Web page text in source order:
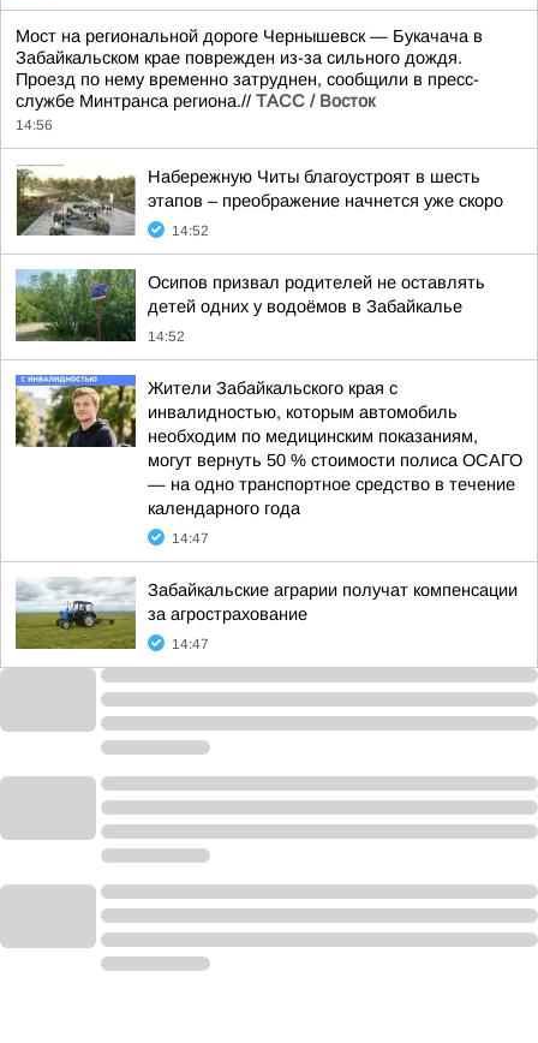
Мост на региональной дороге Чернышевск — Букачача в
Забайкальском крае поврежден из-за сильного дождя.
Проезд по нему временно затруднен, сообщили в пресс-
службе Минтранса региона.// ТАСС / Восток
14:56
Набережную Читы благоустроят в шесть
этапов – преображение начнется уже скоро
14:52
Осипов призвал родителей не оставлять
детей одних у водоёмов в Забайкалье
14:52
Жители Забайкальского края с
инвалидностью, которым автомобиль
необходим по медицинским показаниям,
могут вернуть 50 % стоимости полиса ОСАГО
— на одно транспортное средство в течение
календарного года
14:47
Забайкальские аграрии получат компенсации
за агрострахование
14:47